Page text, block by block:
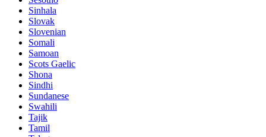
Sinhala
Slovak
Slovenian
Somali
Samoan
Scots Gaelic
Shona
Sindhi
Sundanese
Swahili
Tajik
Tamil